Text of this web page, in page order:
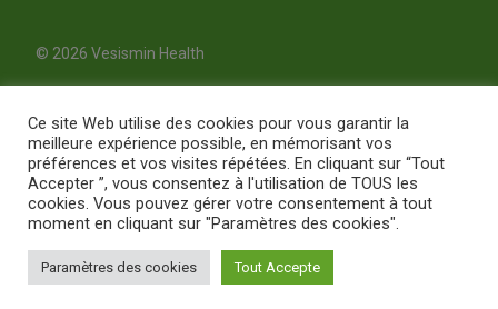
© 2026 Vesismin Health
Ce site Web utilise des cookies pour vous garantir la
meilleure expérience possible, en mémorisant vos
préférences et vos visites répétées. En cliquant sur “Tout
Accepter ”, vous consentez à l'utilisation de TOUS les
cookies. Vous pouvez gérer votre consentement à tout
moment en cliquant sur "Paramètres des cookies".
Paramètres des cookies Tout Accepte